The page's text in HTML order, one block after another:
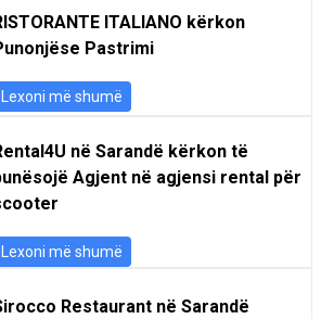
ITALIANO kërkon
Pastrimi
Lexoni më shumë
në Sarandë kërkon të
Agjent në agjensi rental për
Lexoni më shumë
Restaurant në Sarandë